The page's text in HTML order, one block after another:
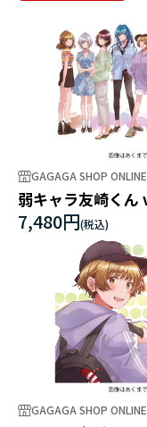
GAGAGA SHOP ONLINE
弱キャラ友崎くん
7,480円
GAGAGA SHOP ONLINE